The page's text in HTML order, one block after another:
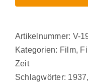
Artikelnummer: V-
Kategorien: Film,
Zeit
Schlagwörter: 1937,